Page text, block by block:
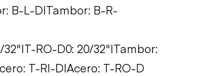
B-L-D|Tambor: B-R-
RO-D0: 20/32"|Tambor:
T-RI-D|Acero: T-RO-D